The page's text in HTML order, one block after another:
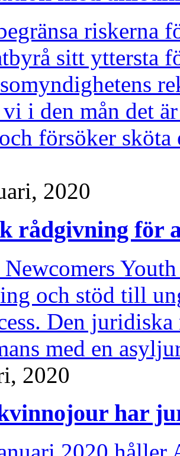
riskerna
sitt yttersta
i den mån det
försöker
2020
rådgivning för
och stöd till
Den
med en
2020
har